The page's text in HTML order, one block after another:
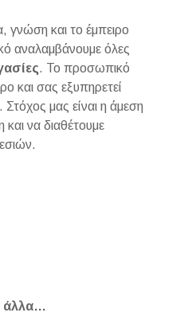
γνώση και το έμπειρο
αναλαμβάνουμε όλες
. Το προσωπικό
και σας εξυπηρετεί
Στόχος μας είναι η άμεση
να διαθέτουμε
άλλα…